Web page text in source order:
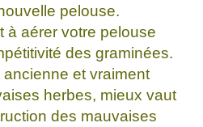
pelouse.
à aérer votre pelouse
des graminées.
et vraiment
herbes, mieux vaut
des mauvaises